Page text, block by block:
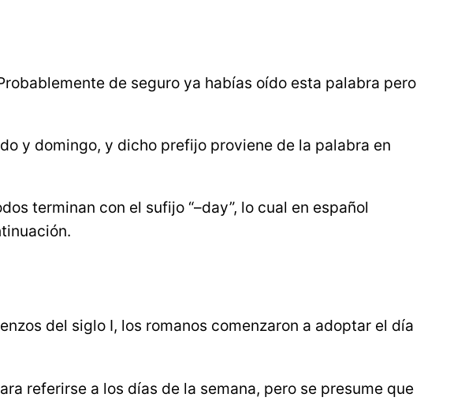
de seguro ya habías oído esta palabra pero
y domingo, y dicho prefijo proviene de la palabra en
terminan con el sufijo “–day”, lo cual en español
del siglo I, los romanos comenzaron a adoptar el día
referirse a los días de la semana, pero se presume que